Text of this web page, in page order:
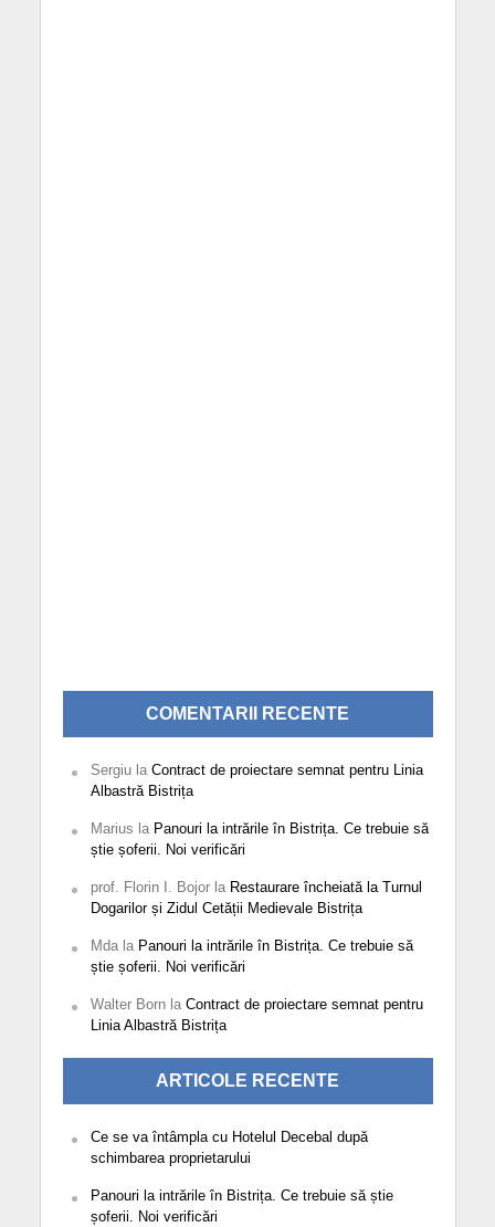
COMENTARII RECENTE
Sergiula Contract de proiectare semnat pentru Linia
Albastră Bistrița
Marius la Panouri la intrările în Bistrița. Ce trebuie să
știe șoferii. Noi verificări
prof. Florin I. Bojorla Restaurare încheiată la Turnul
Dogarilor și Zidul Cetății Medievale Bistrița
Mdala Panouri la intrările în Bistrița. Ce trebuie să
știe șoferii. Noi verificări
Walter Bornla Contract de proiectare semnat pentru
Linia Albastră Bistrița
ARTICOLE RECENTE
Ce se va întâmpla cu Hotelul Decebal după
schimbarea proprietarului
Panouri la intrările în Bistrița. Ce trebuie să știe
șoferii. Noi verificări